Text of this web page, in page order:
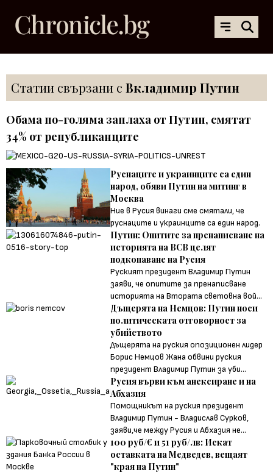
Статии свързани с Вкладимир Путин
Обама по-голяма заплаха от Путин, смятат
34% от републиканците
Руснаците и украинците са един
народ, обяви Путин на митинг в
Москва
Ние в Русия винаги сме смятали, че
руснаците и украинците са един народ.
Путин: Опитите за пренаписване на
историята на ВСВ целят
подкопаване на Русия
Руският президент Владимир Путин
заяви, че опитите за пренаписване
историята на Втората световна вой...
Дъщерята на Немцов: Путин носи
политическата отговорност за
убийството
Дъщерята на руския опозиционен лидер
Борис Немцов Жана обвини руския
президент Владимир Путин за уби...
Русия върви към анексиране и на
Абхазия
Помощникът на руския президент
Владимир Путин - Владислав Сурков,
заяви,че между Русия и Абхазия не...
100 руб/€ и 51 руб/лв: Искат
оставката на Медведев, вещаят
"края на Путин"